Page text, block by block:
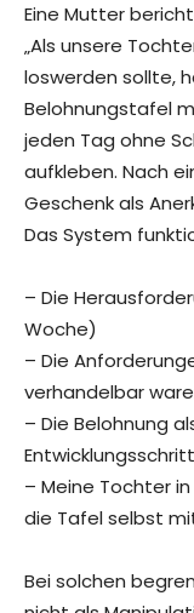
Eine Mutter
„Als unsere
loswerden sollte,
Belohnungstafel
jeden Tag ohne
aufkleben. Nach
Geschenk als
Das System
– Die
Woche)
– Die
verhandelbar
– Die Belohnung
– Meine Tochter
die Tafel selbst
Bei solchen